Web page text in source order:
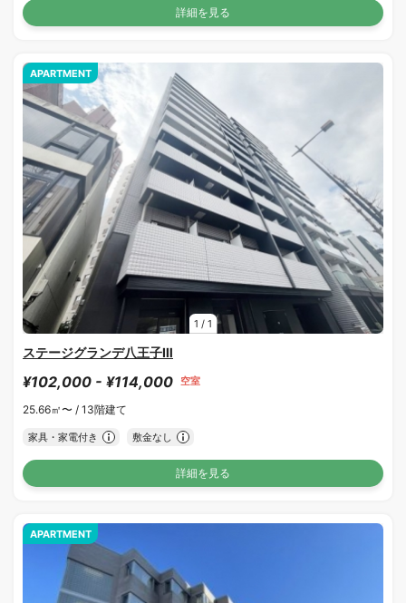
詳細を見る
1 / 1
APARTMENT
ステージグランデ八王子Ⅲ
¥102,000 - ¥114,000 空室
25.66㎡〜 / 13階建て
家具・家電付き 敷金なし
詳細を見る
APARTMENT